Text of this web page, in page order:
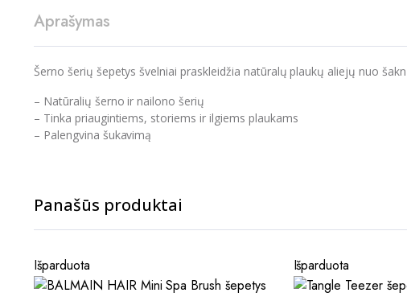
Aprašymas
Šerno šerių šepetys švelniai praskleidžia natūralų plaukų aliejų nuo
– Natūralių šerno ir nailono šerių
– Tinka priaugintiems, storiems ir ilgiems plaukams
– Palengvina šukavimą
Panašūs produktai
Išparduota Išparduota